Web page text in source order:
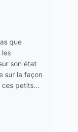
que
les
son état
sur la façon
ces petits...